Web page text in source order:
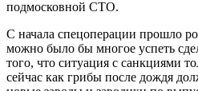
подмосковной СТО.
С начала спецоперации прошло
можно было бы многое успеть
того, что ситуация с санкциями
сейчас как грибы после дождя